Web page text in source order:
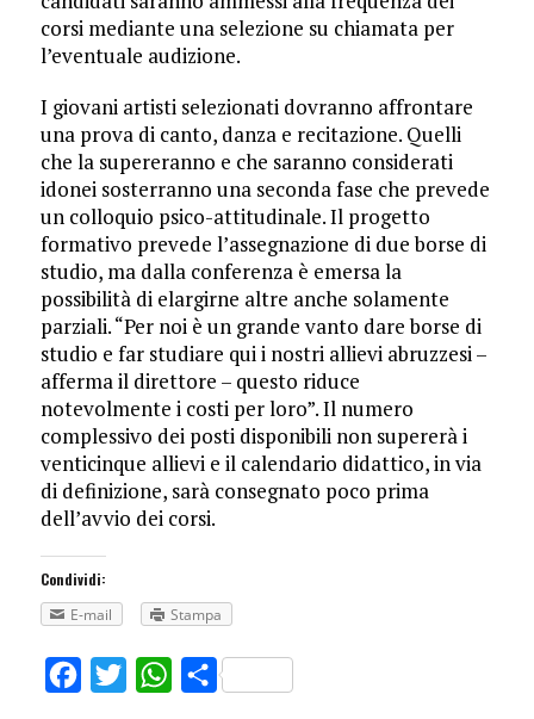
corsi mediante una selezione su chiamata per
l’eventuale audizione.
I giovani artisti selezionati dovranno affrontare
una prova di canto, danza e recitazione. Quelli
che la supereranno e che saranno considerati
idonei sosterranno una seconda fase che prevede
un colloquio psico-attitudinale. Il progetto
formativo prevede l’assegnazione di due borse di
studio, ma dalla conferenza è emersa la
possibilità di elargirne altre anche solamente
parziali. “Per noi è un grande vanto dare borse di
studio e far studiare qui i nostri allievi abruzzesi –
afferma il direttore – questo riduce
notevolmente i costi per loro”. Il numero
complessivo dei posti disponibili non supererà i
venticinque allievi e il calendario didattico, in via
di definizione, sarà consegnato poco prima
dell’avvio dei corsi.
Condividi:
E-mail
Stampa
FacebookTwitterWhatsApp
Share